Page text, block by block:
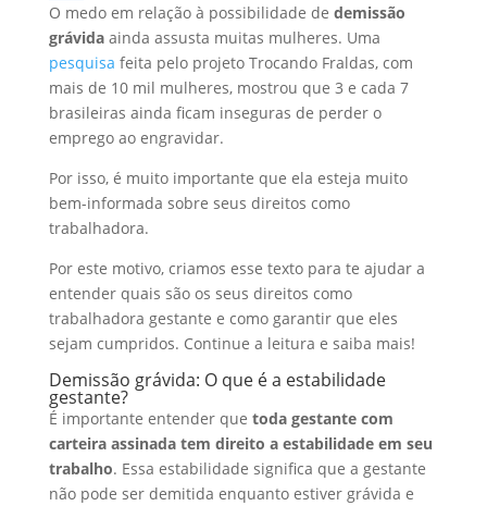
e
d
I
n
e
b
o
o
h
a
t
s
p
p
S
h
a
r
O medo em relação à possibilidade de demissão
grávidaainda assusta muitas mulheres. Uma
pesquisa feita pelo projeto Trocando Fraldas, com
mais de 10 mil mulheres, mostrou que 3 e cada 7
brasileiras ainda ficam inseguras de perder o
emprego ao engravidar.
Por isso, é muito importante que ela esteja muito
bem-informada sobre seus direitos como
trabalhadora.
Por este motivo, criamos esse texto para te ajudar a
entender quais são os seus direitos como
trabalhadora gestante e como garantir que eles
sejam cumpridos. Continue a leitura e saiba mais!
Demissão grávida: O que é a estabilidade
gestante?
É importante entender que toda gestante com
carteira assinada tem direito a estabilidade em seu
trabalho. Essa estabilidade significa que a gestante
não pode ser demitida enquanto estiver grávida e